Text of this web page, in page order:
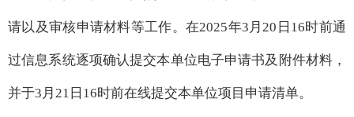
请以及审核申请材料等工作。在2025年3月20日16时前通
过信息系统逐项确认提交本单位电子申请书及附件材料，
并于3月21日16时前在线提交本单位项目申请清单。